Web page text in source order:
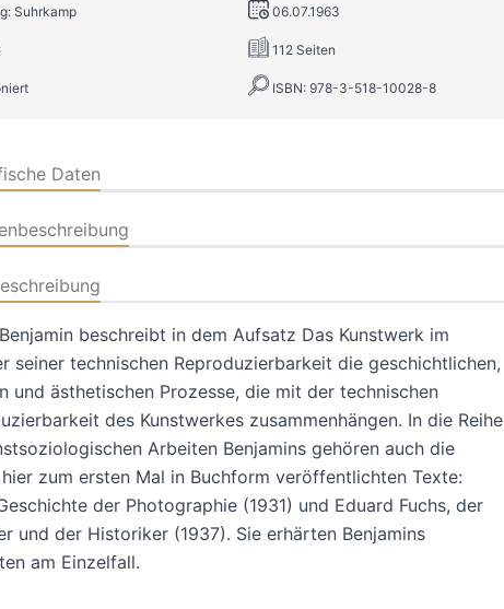
Suhrkamp 06.07.1963
112 Seiten
ISBN: 978-3-518-10028-8
Daten
beschreibt in dem Aufsatz Das Kunstwerk im
seiner technischen Reproduzierbarkeit die geschichtlichen,
und ästhetischen Prozesse, die mit der technischen
des Kunstwerkes zusammenhängen. In die Reihe
Arbeiten Benjamins gehören auch die
zum ersten Mal in Buchform veröffentlichten Texte:
der Photographie (1931) und Eduard Fuchs, der
und der Historiker (1937). Sie erhärten Benjamins
am Einzelfall.